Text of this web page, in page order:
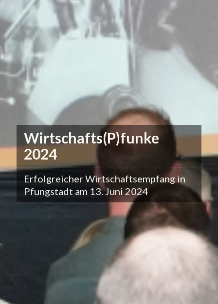
Wirtschafts(P)funke
2024
Erfolgreicher Wirtschaftsempfang in
Pfungstadt am 13. Juni 2024